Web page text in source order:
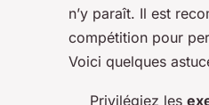
n’y paraît. Il est
compétition pour
Voici quelques
Privilégiez les